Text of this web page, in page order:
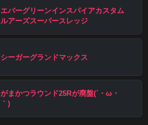
エバーグリーンインスパイアカスタム
ルアーズスーパースレッジ
シーガーグランドマックス
がまかつラウンド25Rが廃盤(´・ω・
｀)